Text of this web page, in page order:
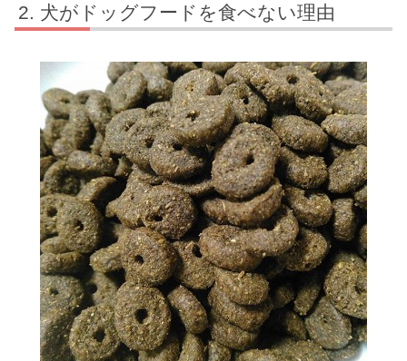
犬がドッグフードを食べない理由